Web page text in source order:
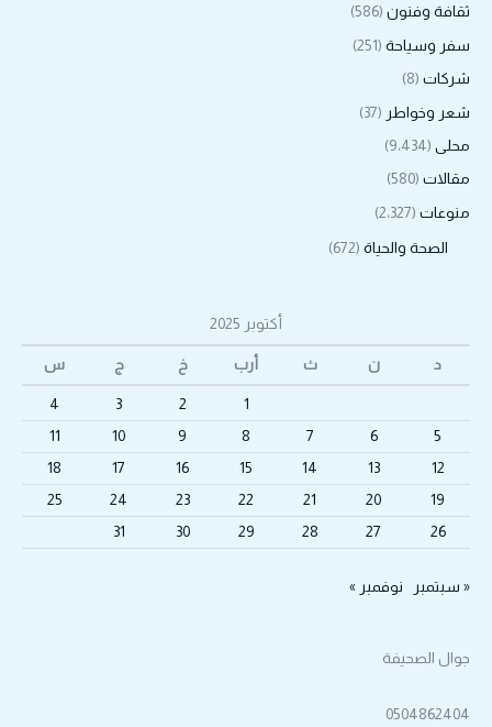
ثقافة وفنون (586)
سفر وسياحة (251)
شركات (8)
شعر وخواطر (37)
محلى (9٬434)
مقالات (580)
منوعات (2٬327)
الصحة والحياة (672)
أكتوبر 2025
د ن ث أرب خ ج س
1
2
3
4
5
6
7
8
9
10
11
12
13
14
15
16
17
18
19
20
21
22
23
24
25
26
27
28
29
30
31
« سبتمبر نوفمبر »
جوال الصحيفة
0504862404